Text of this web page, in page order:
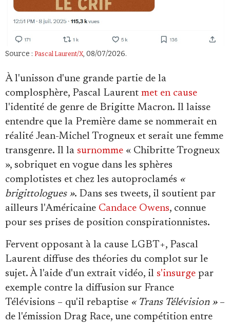
Source : Pascal Laurent/X, 08/07/2026.
À l'unisson d'une grande partie de la
complosphère, Pascal Laurent met en cause
l'identité de genre de Brigitte Macron. Il laisse
entendre que la Première dame se nommerait en
réalité Jean-Michel Trogneux et serait une femme
transgenre. Il la surnomme « Chibritte Trogneux
», sobriquet en vogue dans les sphères
complotistes et chez les autoproclamés «
brigittologues ». Dans ses tweets, il soutient par
ailleurs l'Américaine Candace Owens, connue
pour ses prises de position conspirationnistes.
Fervent opposant à la cause LGBT+, Pascal
Laurent diffuse des théories du complot sur le
sujet. À l'aide d'un extrait vidéo, il s'insurge par
exemple contre la diffusion sur France
Télévisions – qu'il rebaptise « Trans Télévision »–
de l'émission Drag Race, une compétition entre